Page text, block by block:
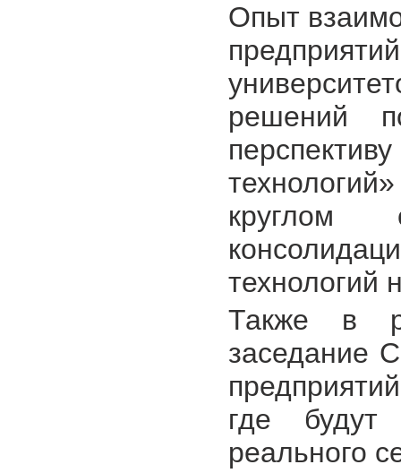
Опыт
решений
круглом
технологий
Также в
заседание
где будут
реального